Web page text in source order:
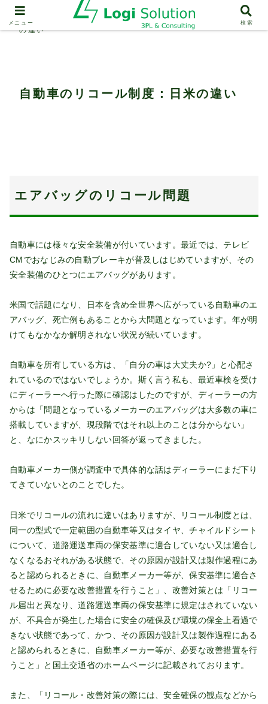
業界動向
自動車のリコール制度：日米
の違い
自動車のリコール制度：日米の違い
エアバッグのリコール問題
自動車には様々な安全装備が付いています。最近では、テレビ
CMでおなじみの自動ブレーキが普及しはじめていますが、その
安全装備のひとつにエアバッグがあります。
米国で話題になり、日本を含め全世界へ広がっている自動車のエ
アバッグ、死亡例もあることから大問題となっています。年が明
けてもなかなか解明されない状況が続いています。
自動車を所有している方は、「自分の車は大丈夫か?」と心配さ
れているのではないでしょうか。斯く言う私も、最近車検を受け
にディーラーへ行った際に確認はしたのですが、ディーラーの方
からは「問題となっているメーカーのエアバッグは大多数の車に
搭載していますが、現段階ではそれ以上のことは分からない」
と、なにかスッキリしない回答が返ってきました。
自動車メーカー側が調査中で具体的な話はディーラーにまだ下り
てきていないとのことでした。
日米でリコールの流れに違いはありますが、リコール制度とは、
同一の型式で一定範囲の自動車等又はタイヤ、チャイルドシート
について、道路運送車両の保安基準に適合していない又は適合し
なくなるおそれがある状態で、その原因が設計又は製作過程にあ
ると認められるときに、自動車メーカー等が、保安基準に適合さ
せるために必要な改善措置を行うこと」、改善対策とは「リコー
ル届出と異なり、道路運送車両の保安基準に規定はされていない
が、不具合が発生した場合に安全の確保及び環境の保全上看過で
きない状態であって、かつ、その原因が設計又は製作過程にある
と認められるときに、自動車メーカー等が、必要な改善措置を行
うこと」と国土交通省のホームページに記載されております。
また、「リコール・改善対策の際には、安全確保の観点などから
メニュー 検索